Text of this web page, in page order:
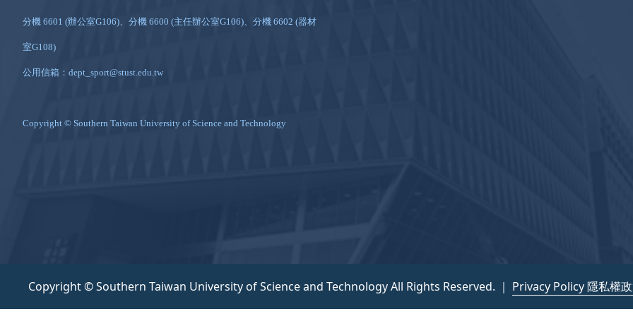
分機 6601 (辦公室G106)、分機 6600 (主任辦公室G106)、分機 6602 (器材
室G108)
公用信箱：dept_sport@stust.edu.tw
Copyright © Southern Taiwan University of Science and Technology
Copyright © Southern Taiwan University of Science and Technology All Rights Reserved. ｜ Privacy Policy 隱私權